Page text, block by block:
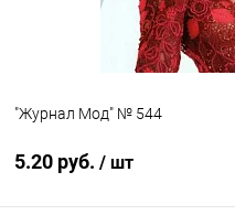
"Журнал Мод" № 544
5.20 руб. / шт